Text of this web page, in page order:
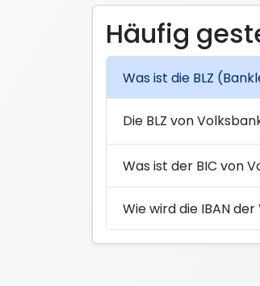
Häufig
Was ist die BLZ
Die BLZ von
Was ist der BIC von
Wie wird die IBAN